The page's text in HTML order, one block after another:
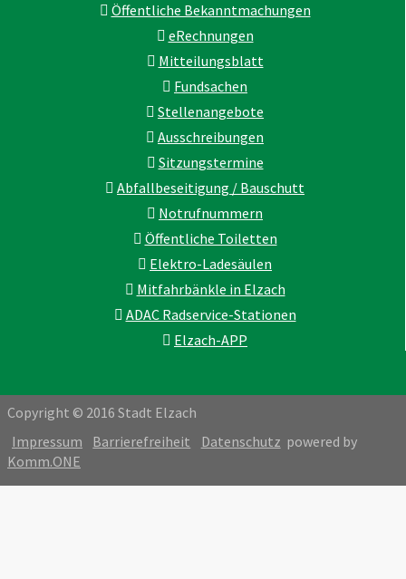
Öffentliche Bekanntmachungen
eRechnungen
Mitteilungsblatt
Fundsachen
Stellenangebote
Ausschreibungen
Sitzungstermine
Abfallbeseitigung / Bauschutt
Notrufnummern
Öffentliche Toiletten
Elektro-Ladesäulen
Mitfahrbänkle in Elzach
ADAC Radservice-Stationen
Elzach-APP
Copyright © 2016 Stadt Elzach
Impressum
Barrierefreiheit Datenschutz powered by
Komm.ONE